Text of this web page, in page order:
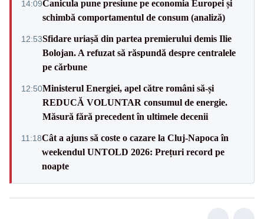
14:09Canicula pune presiune pe economia Europei și
schimbă comportamentul de consum (analiză)
12:53Sfidare uriașă din partea premierului demis Ilie
Bolojan. A refuzat să răspundă despre centralele
pe cărbune
12:50Ministerul Energiei, apel către români să-și
REDUCĂ VOLUNTAR consumul de energie.
Măsură fără precedent în ultimele decenii
11:18Cât a ajuns să coste o cazare la Cluj-Napoca în
weekendul UNTOLD 2026: Prețuri record pe
noapte